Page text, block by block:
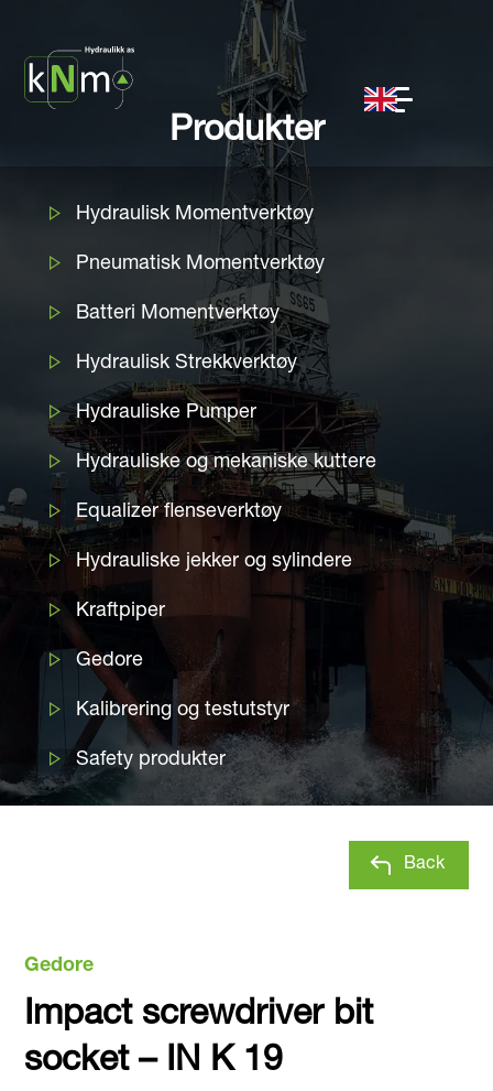
Produkter
Hydraulisk Momentverktøy
Pneumatisk Momentverktøy
Batteri Momentverktøy
Hydraulisk Strekkverktøy
Hydrauliske Pumper
Hydrauliske og mekaniske kuttere
Equalizer flenseverktøy
Hydrauliske jekker og sylindere
Kraftpiper
Gedore
Kalibrering og testutstyr
Safety produkter
Gedore
Impact screwdriver bit
socket – IN K 19
Back